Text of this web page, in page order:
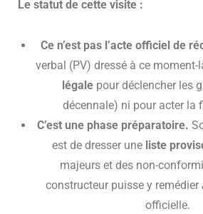
Le statut de cette visite :
Ce n’est pas l’acte officiel de
verbal (PV) dressé à ce moment-
légale pour déclencher les
décennale) ni pour acter la
C’est une phase préparatoire.
est de dresser une liste
majeurs et des non-
constructeur puisse y remédier
officielle.